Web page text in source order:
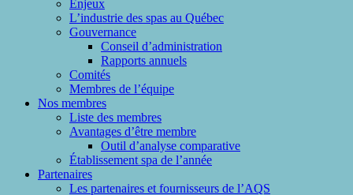
Enjeux
L’industrie des spas au Québec
Gouvernance
Conseil d’administration
Rapports annuels
Comités
Membres de l’équipe
Nos membres
Liste des membres
Avantages d’être membre
Outil d’analyse comparative
Établissement spa de l’année
Partenaires
Les partenaires et fournisseurs de l’AQS